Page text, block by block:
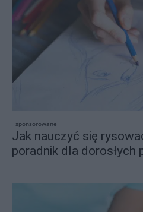
sponsorowane
Jak nauczyć się
poradnik dla dorosłych